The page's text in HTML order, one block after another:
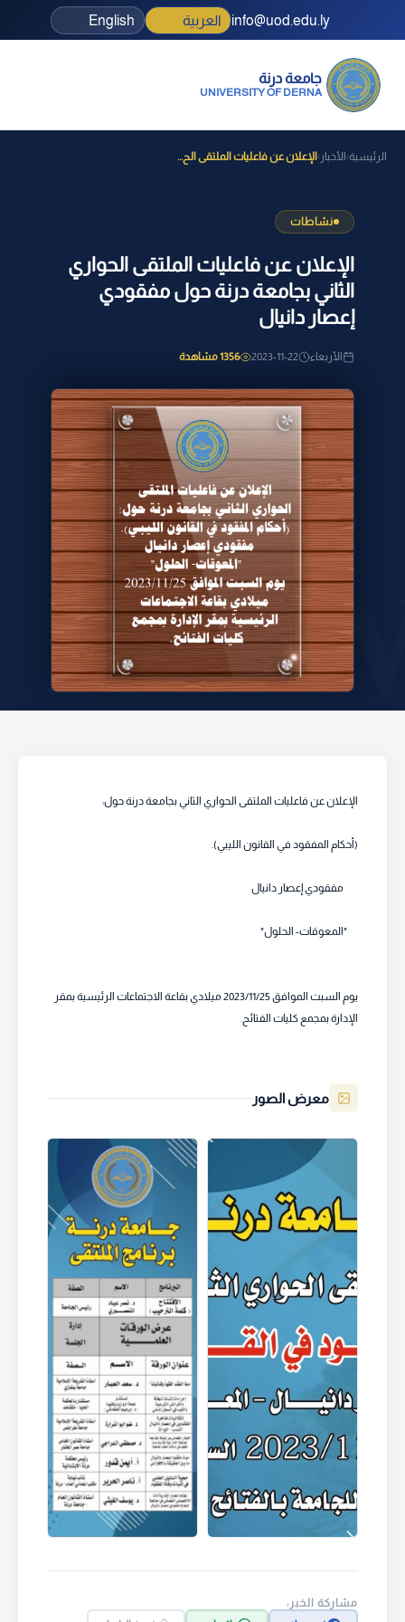
info@uod.edu.ly العربية English
جامعة درنة
UNIVERSITY OF DERNA
الرئيسية› الأخبار ›الإعلان عن فاعليات الملتقى الح...
نشاطات
الإعلان عن فاعليات الملتقى الحواري
الثاني بجامعة درنة حول مفقودي
إعصار دانيال
الأربعاء 2023-11-22 1356 مشاهدة
الإعلان عن فاعليات الملتقى الحواري الثاني بجامعة درنة حول:
(أحكام المفقود في القانون الليبي).
مفقودي إعصار دانيال
"المعوقات- الحلول"
يوم السبت الموافق 2023/11/25 ميلادي بقاعة الاجتماعات الرئيسية بمقر
الإدارة بمجمع كليات الفتائح.
معرض الصور
مشاركة الخبر: